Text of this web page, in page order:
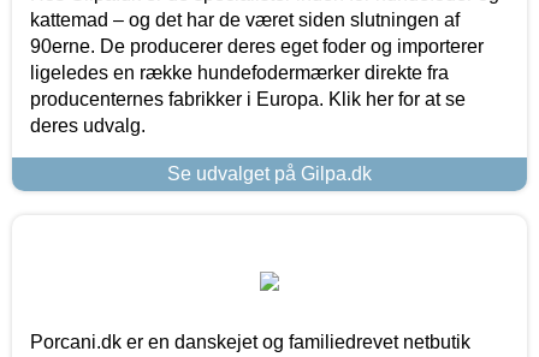
kattemad – og det har de været siden slutningen af
90erne. De producerer deres eget foder og importerer
ligeledes en række hundefodermærker direkte fra
producenternes fabrikker i Europa. Klik her for at se
deres udvalg.
Se udvalget på Gilpa.dk
Porcani.dk er en danskejet og familiedrevet netbutik